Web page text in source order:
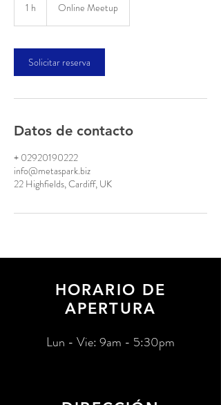
1 h Online Meetup
Solicitar reserva
Datos de contacto
+ 02920190222
info@metaspark.biz
22 Highfields, Cardiff, UK
HORARIO DE
APERTURA
Lun - Vie: 9am - 5:30pm